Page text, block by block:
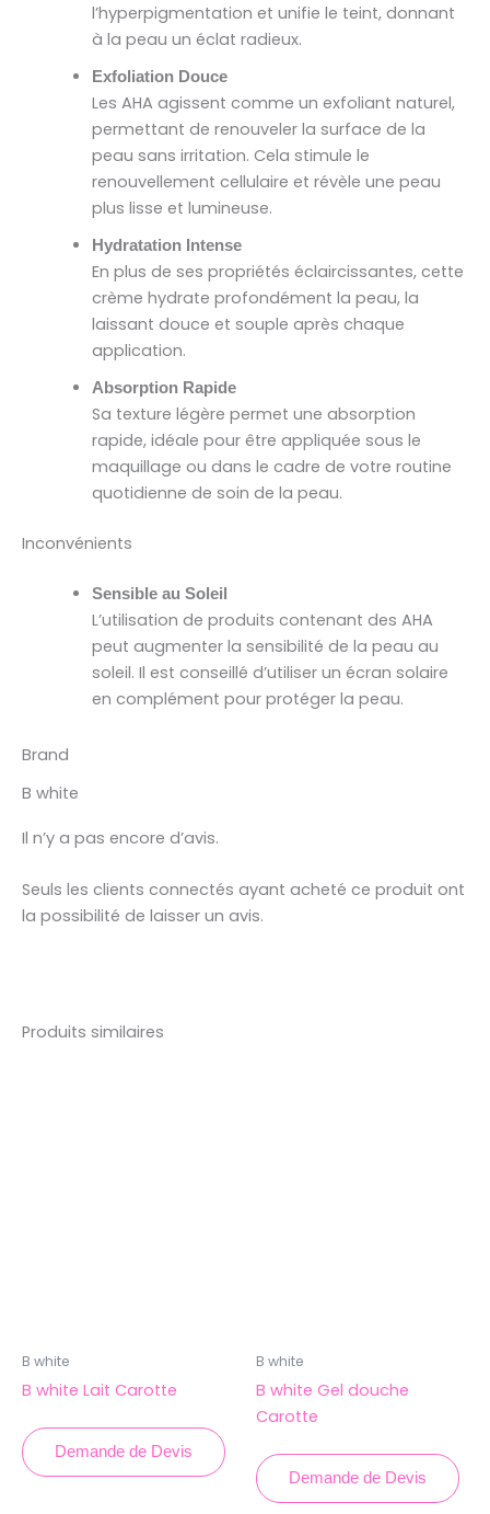
l’hyperpigmentation et unifie le teint, donnant
à la peau un éclat radieux.
Exfoliation Douce
Les AHA agissent comme un exfoliant naturel,
permettant de renouveler la surface de la
peau sans irritation. Cela stimule le
renouvellement cellulaire et révèle une peau
plus lisse et lumineuse.
Hydratation Intense
En plus de ses propriétés éclaircissantes, cette
crème hydrate profondément la peau, la
laissant douce et souple après chaque
application.
Absorption Rapide
Sa texture légère permet une absorption
rapide, idéale pour être appliquée sous le
maquillage ou dans le cadre de votre routine
quotidienne de soin de la peau.
Inconvénients
Sensible au Soleil
L’utilisation de produits contenant des AHA
peut augmenter la sensibilité de la peau au
soleil. Il est conseillé d’utiliser un écran solaire
en complément pour protéger la peau.
Brand
B white
Il n’y a pas encore d’avis.
Seuls les clients connectés ayant acheté ce produit ont
la possibilité de laisser un avis.
Produits similaires
B white
B white Lait Carotte
Demande de Devis
B white
B white Gel douche
Carotte
Demande de Devis